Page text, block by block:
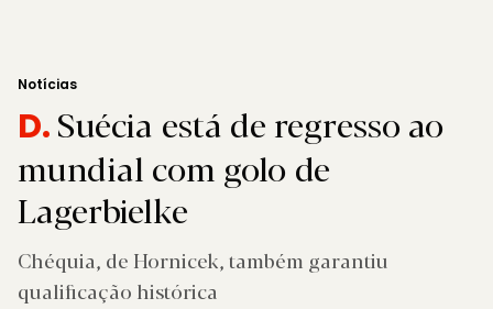
Notícias
D.Suécia está de regresso ao
mundial com golo de
Lagerbielke
Chéquia, de Hornicek, também garantiu
qualificação histórica